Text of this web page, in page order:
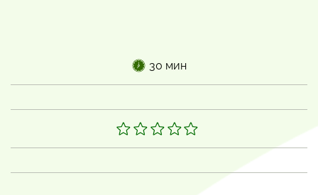
30 мин